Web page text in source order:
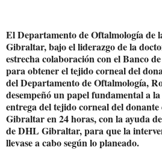
El Departamento de Oftalmología de
Gibraltar, bajo el liderazgo de la
estrecha colaboración con el Banco
para obtener el tejido corneal del
del Departamento de Oftalmología,
desempeñó un papel fundamental a
entrega del tejido corneal del donante
Gibraltar en 24 horas, con la ayuda
de DHL Gibraltar, para que la
llevase a cabo según lo planeado.